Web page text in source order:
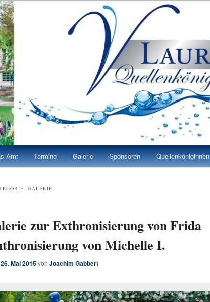
Bad Vilbel
Vilbel 2026/27 Laura I.
Amt Termine Galerie Sponsoren Quellenköniginnen
GALERIE
zur Exthronisierung von Frida
von Michelle I.
26. Mai 2015von Joachim Gabbert